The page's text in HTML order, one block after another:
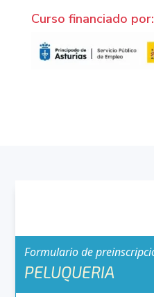
Curso financiado por: